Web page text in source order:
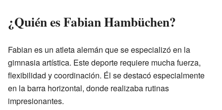
¿Quién es Fabian Hambüchen?
Fabian es un atleta alemán que se especializó en la
gimnasia artística. Este deporte requiere mucha fuerza,
flexibilidad y coordinación. Él se destacó especialmente
en la barra horizontal, donde realizaba rutinas
impresionantes.